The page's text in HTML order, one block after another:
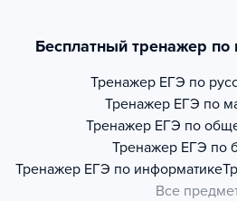
Бесплатный тренажер по
Тренажер ЕГЭ по
Тренажер ЕГЭ по
Тренажер ЕГЭ по
Тренажер ЕГЭ по
Тренажер ЕГЭ по информатике
Все